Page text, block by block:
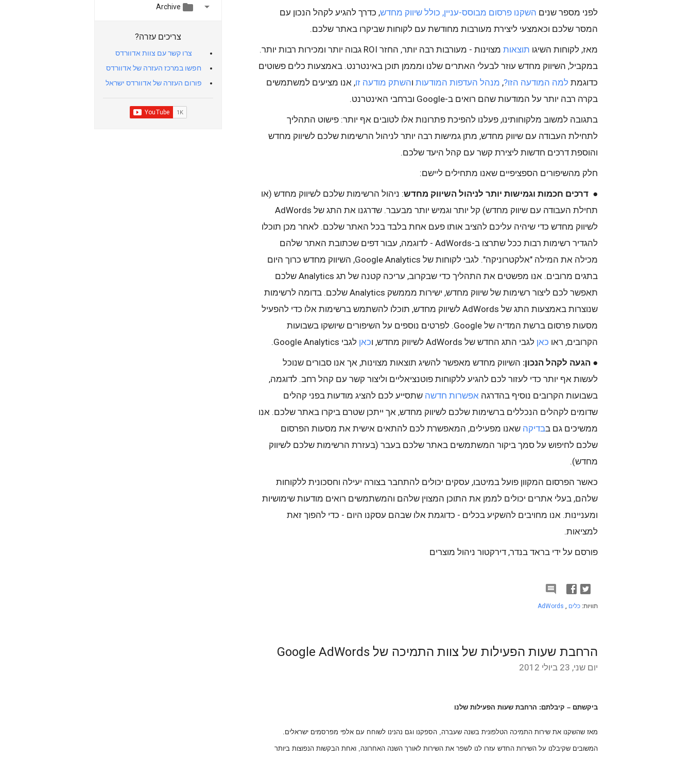
לפני מספר שנים השקנו פרסום מבוסס-עניין, כולל שיווק מחדש, כדרך להגיע לקהל הנכון עם
המסר שלכם וכאמצעי ליצירת מעורבות מחודשת עם לקוחות שביקרו באתר שלכם.
מאז, לקוחות השיגו תוצאות
מצוינות - מעורבות רבה יותר, החזר ROI גבוה יותר ומכירות רבות יותר.
במקביל, השיווק מחדש עוזר לבעלי האתרים שלנו ומממן תוכן באינטרנט. באמצעות כלים פשוטים
כדוגמת למה המודעה הזו?, מנהל העדפות המודעות והשתק מודעה זו, אנו מציעים למשתמשים
בקרה רבה יותר על המודעות שהם רואים ב-Google וברחבי האינטרנט.
בתגובה למשוב מלקוחותינו, פעלנו להפיכת פתרונות אלו לטובים אף יותר: פישוט התהליך
לתחילת העבודה עם שיווק מחדש, מתן גמישות רבה יותר לניהול הרשימות שלכם לשיווק מחדש
והוספת דרכים חדשות ליצירת קשר עם קהל היעד שלכם.
חלק מהשיפורים הספציפיים שאנו מתחילים ליישם:
● דרכים חכמות וגמישות יותר לניהול השיווק מחדש: ניהול הרשימות שלכם לשיווק מחדש (או
תחילת העבודה עם שיווק מחדש) קל יותר וגמיש יותר מבעבר. שדרגנו את התג של AdWords
לשיווק מחדש כדי שיהיה עליכם להציב אותו פעם אחת בלבד בכל האתר שלכם. לאחר מכן תוכלו
להגדיר רשימות רבות ככל שתרצו ב-AdWords - לדוגמה, עבור דפים שכתובת האתר שלהם
מכילה את המילה "אלקטרוניקה". לגבי לקוחות של Google Analytics, השיווק מחדש כרוך היום
בתגים מרובים. אנו מפשטים את התהליך כדי שבקרוב, עריכה קטנה של תג Analytics שלכם
תאפשר לכם ליצור רשימות של שיווק מחדש, ישירות מממשק Analytics שלכם. בדומה לרשימות
שנוצרות באמצעות התג של AdWords לשיווק מחדש, תוכלו להשתמש ברשימות אלו כדי להפעיל
מסעות פרסום ברשת המדיה של Google. לפרטים נוספים על השיפורים שיושקו בשבועות
הקרובים, ראו כאן לגבי התג החדש של AdWords לשיווק מחדש, ו כאן לגבי Google Analytics.
● הגעה לקהל הנכון: השיווק מחדש מאפשר להשיג תוצאות מצוינות, אך אנו סבורים שנוכל
לעשות אף יותר כדי לעזור לכם להגיע ללקוחות פוטנציאליים וליצור קשר עם קהל רחב. לדוגמה,
בשבועות הקרובים נוסיף בהדרגה אפשרות חדשה שתסייע לכם להציג מודעות בפני קהלים
שדומים לקהלים הנכללים ברשימות שלכם לשיווק מחדש, אך ייתכן שטרם ביקרו באתר שלכם. אנו
ממשיכים גם בבדיקה שאנו מפעילים, המאפשרת לכם להתאים אישית את מסעות הפרסום
שלכם לחיפוש על סמך ביקור המשתמשים באתר שלכם בעבר (בעזרת הרשימות שלכם לשיווק
מחדש).
כאשר הפרסום המקוון פועל במיטבו, עסקים יכולים להתחבר בצורה יעילה וחסכונית ללקוחות
שלהם, בעלי אתרים יכולים לממן את התוכן המצוין שלהם והמשתמשים רואים מודעות שימושיות
ומעניינות. אנו מחויבים להשקיע בכלים - כדוגמת אלו שבהם עסקנו היום - כדי להפוך זאת
למציאות.
פורסם על ידי בראד בנדר, דירקטור ניהול מוצרים

תוויות: כלים ,
AdWords
הרחבת שעות הפעילות של צוות התמיכה של Google AdWords
יום שני, 23 ביולי 2012
ביקשתם – קיבלתם: הרחבת שעות הפעילות שלנו
מאז שהשקנו את שירות התמיכה הטלפונית בשנה שעברה, הספקנו וגם נהנינו לשוחח עם אלפי מפרסמים ישראלים.
המשובים שקיבלנו על השירות החדש עזרו לנו לשפר את השירות לאורך השנה האחרונה, ואחת הבקשות הנפוצות ביותר

Archive 
צריכים עזרה?
צרו קשר עם צוות אדוורדס
חפשו במרכז העזרה של אדוורדס
פורום העזרה של אדוורדס ישראל